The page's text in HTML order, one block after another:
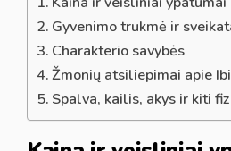
Gyvenimo trukmė ir
Charakterio savybės
Žmonių atsiliepimai apie
Spalva, kailis, akys ir kiti